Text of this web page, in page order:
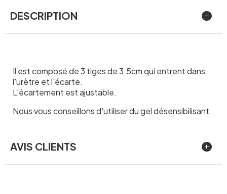
DESCRIPTION
Il est composé de 3 tiges de 3.5cm qui entrent dans
l'urètre et l'écarte.
L'écartement est ajustable.
Nous vous conseillons d'utiliser du gel désensibilisant
AVIS CLIENTS